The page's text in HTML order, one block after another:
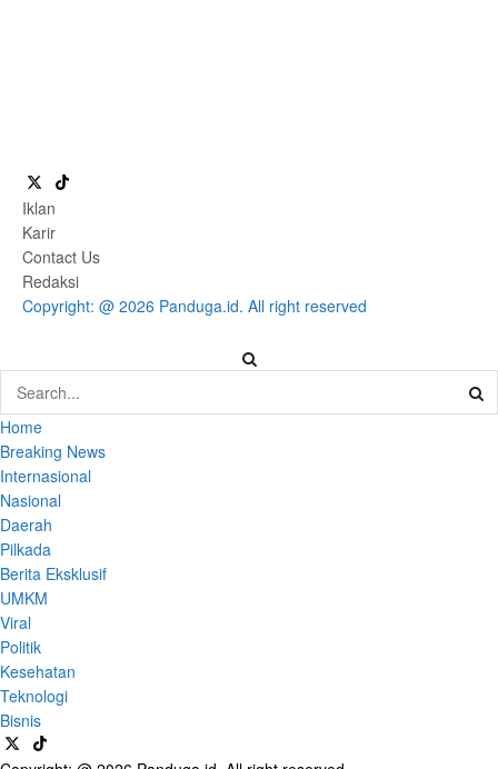
Iklan
Karir
Contact Us
Redaksi
Copyright: @ 2026 Panduga.id. All right reserved
Home
Breaking News
Internasional
Nasional
Daerah
Pilkada
Berita Eksklusif
UMKM
Viral
Politik
Kesehatan
Teknologi
Bisnis